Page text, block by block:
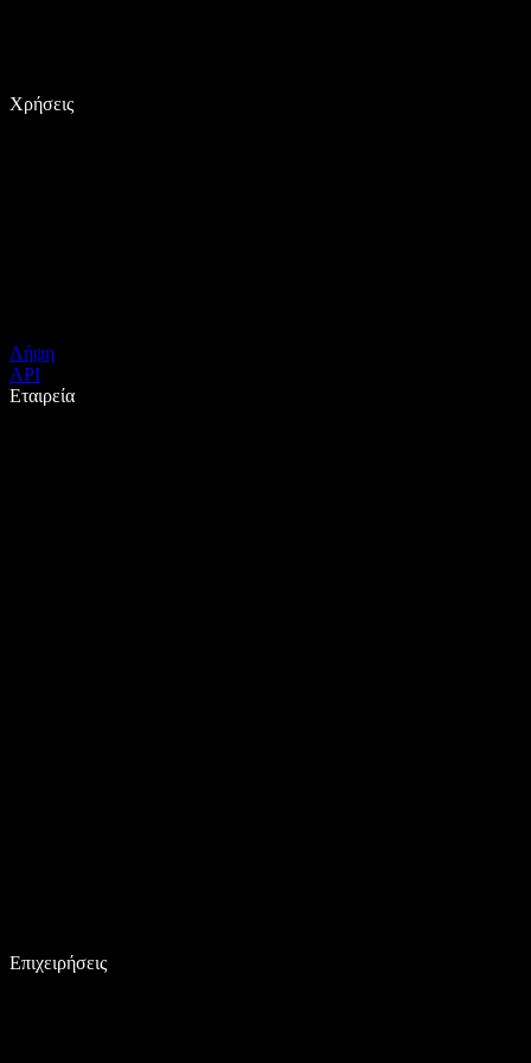
Χρήσεις
Λήψη
API
Εταιρεία
Επιχειρήσεις